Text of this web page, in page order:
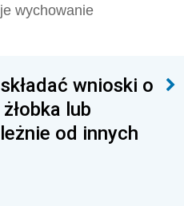
wychowanie
wnioski o
lub
od innych